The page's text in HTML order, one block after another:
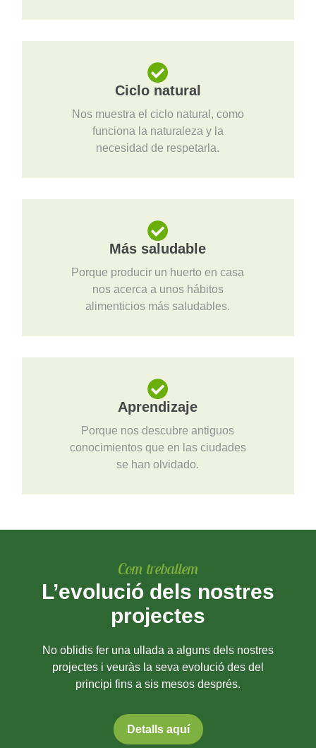
Ciclo natural
Nos muestra el ciclo natural, como
funciona la naturaleza y la
necesidad de respetarla.
Más saludable
Porque producir un huerto en casa
nos acerca a unos hábitos
alimenticios más saludables.
Aprendizaje
Porque nos descubre antiguos
conocimientos que en las ciudades
se han olvidado.
Com treballem
L’evolució dels nostres
projectes
No oblidis fer una ullada a alguns dels nostres
projectes i veuràs la seva evolució des del
principi fins a sis mesos després.
Detalls aquí